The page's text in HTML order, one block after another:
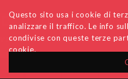
Questo sito usa i cookie di
analizzare il traffico. Le info
condivise con queste terze
cookie.
Accedi Archivio Invio